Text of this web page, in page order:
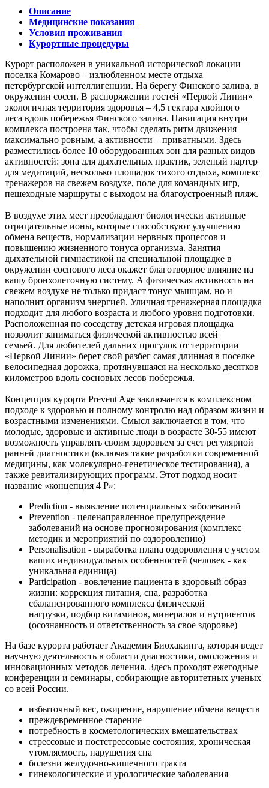
Описание
Медицинские показания
Условия проживания
Курортные процедуры
Курорт расположен в уникальной исторической локации
поселка Комарово – излюбленном месте отдыха
петербургской интеллигенции. На берегу Финского залива, в
окружении сосен. В распоряжении гостей «Первой Линии»
экологичная территория здоровья – 4,5 гектара хвойного
леса вдоль побережья Финского залива. Навигация внутри
комплекса построена так, чтобы сделать ритм движения
максимально ровным, а активности – приватными. Здесь
разместились более 10 оборудованных зон для разных видов
активностей: зона для дыхательных практик, зеленый партер
для медитаций, несколько площадок тихого отдыха, комплекс
тренажеров на свежем воздухе, поле для командных игр,
пешеходные маршруты с выходом на благоустроенный пляж.
В воздухе этих мест преобладают биологически активные
отрицательные ионы, которые способствуют улучшению
обмена веществ, нормализации нервных процессов и
повышению жизненного тонуса организма. Занятия
дыхательной гимнастикой на специальной площадке в
окружении соснового леса окажет благотворное влияние на
вашу бронхолегочную систему. А физическая активность на
свежем воздухе не только придаст тонус мышцам, но и
наполнит организм энергией. Уличная тренажерная площадка
подходит для любого возраста и любого уровня подготовки.
Расположенная по соседству детская игровая площадка
позволит заниматься физической активностью всей
семьей. Для любителей дальних прогулок от территории
«Первой Линии» берет свой разбег самая длинная в поселке
велосипедная дорожка, протянувшаяся на несколько десятков
километров вдоль сосновых лесов побережья.
Концепция курорта Prevent Age заключается в комплексном
подходе к здоровью и полному контролю над образом жизни и
возрастными изменениями. Смысл заключается в том, что
молодые, здоровые и активные люди в возрасте 30-55 имеют
возможность управлять своим здоровьем за счет регулярной
ранней диагностики (включая такие разработки современной
медицины, как молекулярно-генетическое тестирования), а
также ревитализирующих программ. Этот подход носит
название «концепция 4 P»:
Prediction - выявление потенциальных заболеваний
Prevention - целенаправленное предупреждение
заболеваний на основе прогнозирования (комплекс
методик и мероприятий по оздоровлению)
Personalisation - выработка плана оздоровления с учетом
ваших индивидуальных особенностей (человек - как
уникальная единица)
Participation - вовлечение пациента в здоровый образ
жизни: коррекция питания, сна, разработка
сбалансированного комплекса физической
нагрузки, подбор витаминов, минералов и нутриентов
(осознанность и ответственность за свое здоровье)
На базе курорта работает Академия Биохакинга, которая ведет
научную деятельность в области диагностики, омоложения и
инновационных методов лечения. Здесь проходят ежегодные
конференции и семинары, собирающие авторитетных ученых
со всей России.
избыточный вес, ожирение, нарушение обмена веществ
преждевременное старение
потребность в косметологических вмешательствах
стрессовые и постстрессовые состояния, хроническая
утомляемость, нарушения сна
болезни желудочно-кишечного тракта
гинекологические и урологические заболевания